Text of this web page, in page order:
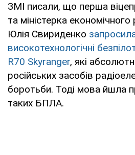
ЗМІ писали, що перша
та міністерка
Юлія Свириденко
високотехнологічні
R70 Skyranger, які
російських засобів
боротьби. Тоді мова йшла
таких БПЛА.